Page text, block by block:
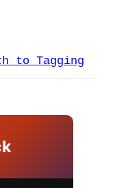
to Tagging